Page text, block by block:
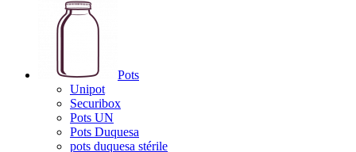
Pots
Unipot
Securibox
Pots UN
Pots Duquesa
pots duquesa stérile